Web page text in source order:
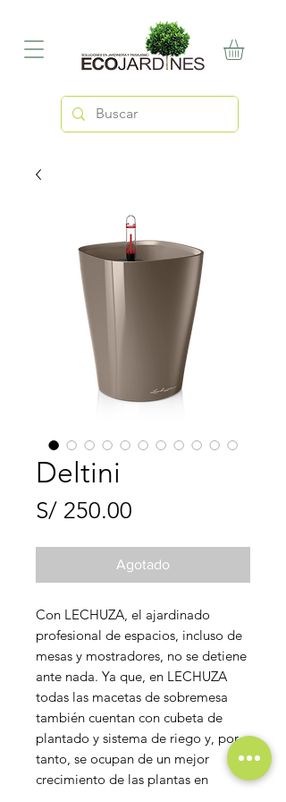
Deltini
S/ 250.00
Agotado
Con LECHUZA, el ajardinado
profesional de espacios, incluso de
mesas y mostradores, no se detiene
ante nada. Ya que, en LECHUZA
todas las macetas de sobremesa
también cuentan con cubeta de
plantado y sistema de riego y, por
tanto, se ocupan de un mejor
crecimiento de las plantas en